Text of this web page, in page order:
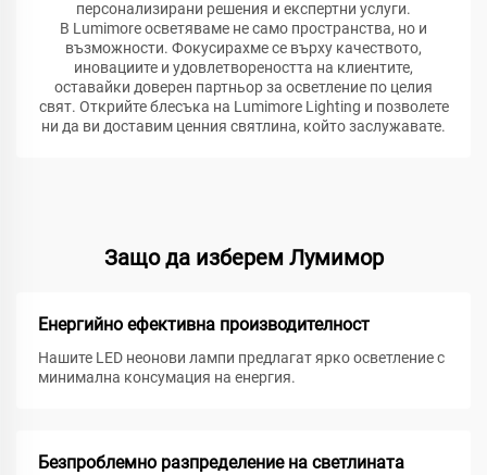
персонализирани решения и експертни услуги.
В Lumimore осветяваме не само пространства, но и
възможности. Фокусирахме се върху качеството,
иновациите и удовлетвореността на клиентите,
оставайки доверен партньор за осветление по целия
свят. Открийте блесъка на Lumimore Lighting и позволете
ни да ви доставим ценния святлина, който заслужавате.
Защо да изберем Лумимор
Енергийно ефективна производителност
Нашите LED неонови лампи предлагат ярко осветление с
минимална консумация на енергия.
Безпроблемно разпределение на светлината